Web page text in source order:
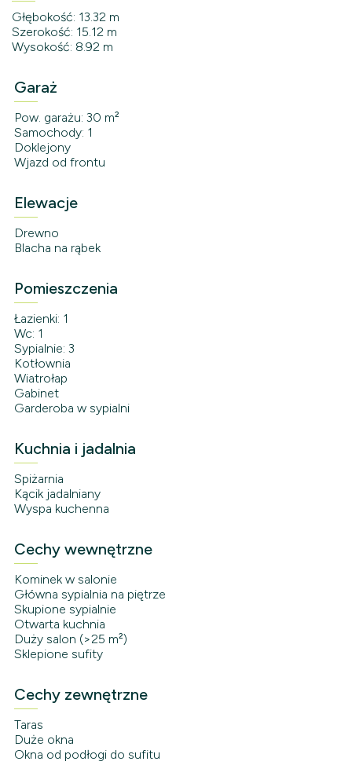
Głębokość: 13.32 m
Szerokość: 15.12 m
Wysokość: 8.92 m
Garaż
Pow. garażu: 30 m²
Samochody: 1
Doklejony
Wjazd od frontu
Elewacje
Drewno
Blacha na rąbek
Pomieszczenia
Łazienki: 1
Wc: 1
Sypialnie: 3
Kotłownia
Wiatrołap
Gabinet
Garderoba w sypialni
Kuchnia i jadalnia
Spiżarnia
Kącik jadalniany
Wyspa kuchenna
Cechy wewnętrzne
Kominek w salonie
Główna sypialnia na piętrze
Skupione sypialnie
Otwarta kuchnia
Duży salon (>25 m²)
Sklepione sufity
Cechy zewnętrzne
Taras
Duże okna
Okna od podłogi do sufitu